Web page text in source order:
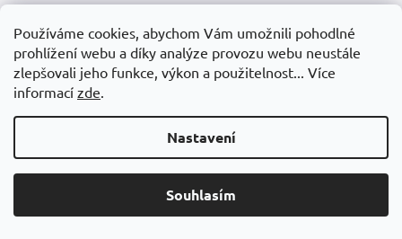
Používáme cookies, abychom Vám umožnili pohodlné
prohlížení webu a díky analýze provozu webu neustále
zlepšovali jeho funkce, výkon a použitelnost... Více
informací zde.
Nastavení
Souhlasím
Hodnocení obchodu
Informace k dobírce
Kontakty